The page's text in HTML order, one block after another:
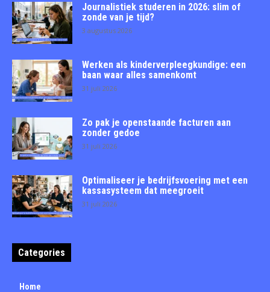
Journalistiek studeren in 2026: slim of
zonde van je tijd?
3 augustus 2026
Werken als kinderverpleegkundige: een
baan waar alles samenkomt
31 juli 2026
Zo pak je openstaande facturen aan
zonder gedoe
31 juli 2026
Optimaliseer je bedrijfsvoering met een
kassasysteem dat meegroeit
31 juli 2026
Categories
Home